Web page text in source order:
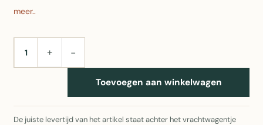
meer..
AANTAL+ −
Toevoegen aan winkelwagen
De juiste levertijd van het artikel staat achter het vrachtwagentje